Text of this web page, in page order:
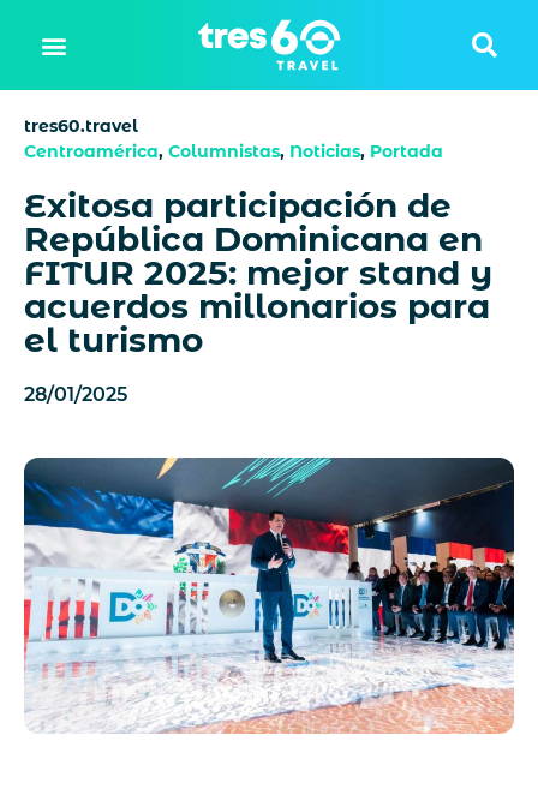
tres60.travel
Centroamérica, Columnistas, Noticias, Portada
Exitosa participación de
República Dominicana en
FITUR 2025: mejor stand y
acuerdos millonarios para
el turismo
28/01/2025